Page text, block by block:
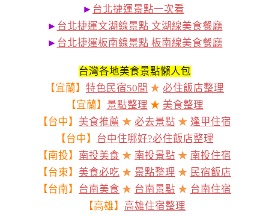
► 台北捷運景點一次看
► 台北捷運文湖線景點 文湖線美食餐廳
► 台北捷運板南線景點 板南線美食餐廳
台灣各地美食景點懶人包
【宜蘭】 特色民宿50間 ★ 必住飯店整理
【宜蘭】 景點整理 ★ 美食整理
【台中】 美食推薦 ★ 必去景點 ★ 逢甲住宿
【台中】 台中住哪好?必住飯店整理
【南投】 南投美食 ★ 南投景點 ★ 南投住宿
【台東】 美食必吃 ★ 景點整理 ★ 民宿飯店
【台南】 台南美食 ★ 台南景點 ★ 台南住宿
【高雄】 高雄住宿整理